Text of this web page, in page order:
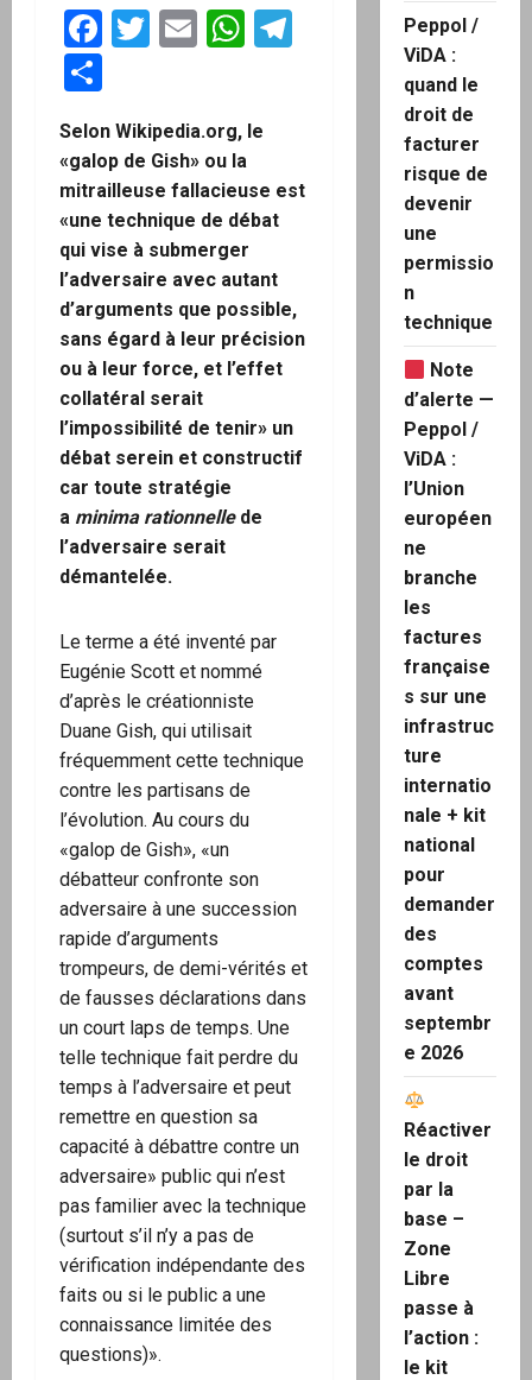
Facebook
Twitter
EmailWhatsApp
Telegram
Selon Wikipedia.org, le
«galop de Gish» ou la
mitrailleuse fallacieuse est
«une technique de débat
qui vise à submerger
l’adversaire avec autant
d’arguments que possible,
sans égard à leur précision
ou à leur force, et l’effet
collatéral serait
l’impossibilité de tenir» un
débat serein et constructif
car toute stratégie
a minima rationnellede
l’adversaire serait
démantelée.
Le terme a été inventé par
Eugénie Scott et nommé
d’après le créationniste
Duane Gish, qui utilisait
fréquemment cette technique
contre les partisans de
l’évolution. Au cours du
«galop de Gish», «un
débatteur confronte son
adversaire à une succession
rapide d’arguments
trompeurs, de demi-vérités et
de fausses déclarations dans
un court laps de temps. Une
telle technique fait perdre du
temps à l’adversaire et peut
remettre en question sa
capacité à débattre contre un
adversaire» public qui n’est
pas familier avec la technique
(surtout s’il n’y a pas de
vérification indépendante des
faits ou si le public a une
connaissance limitée des
questions)».
Peppol /
ViDA :
quand le
droit de
facturer
risque de
devenir
une
permissio
n
technique
Note
d’alerte —
Peppol /
ViDA :
l’Union
européen
ne
branche
les
factures
française
s sur une
infrastruc
ture
internatio
nale + kit
national
pour
demander
des
comptes
avant
septembr
e 2026
Réactiver
le droit
par la
base –
Zone
Libre
passe à
l’action :
le kit